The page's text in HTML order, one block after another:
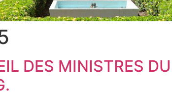
DES MINISTRES